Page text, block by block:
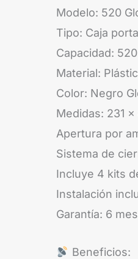
Modelo: 520
Tipo: Caja
Capacidad:
Material:
Color: Negro
Medidas: 231
Apertura por
Sistema de
Incluye 4 kits
Instalación
Garantía: 6
Beneficios: